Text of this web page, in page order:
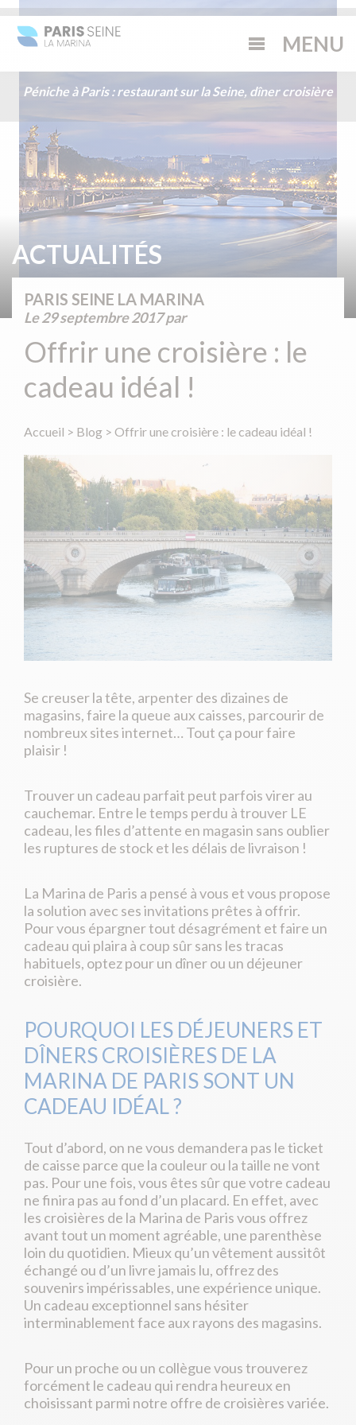
Péniche à Paris : restaurant sur la Seine, dîner croisière
ACTUALITÉS
PARIS SEINE LA MARINA
Le29 septembre 2017par
Offrir une croisière : le
cadeau idéal !
Accueil > Blog > Offrir une croisière : le cadeau idéal !
Se creuser la tête, arpenter des dizaines de
magasins, faire la queue aux caisses, parcourir de
nombreux sites internet… Tout ça pour faire
plaisir !
Trouver un cadeau parfait peut parfois virer au
cauchemar. Entre le temps perdu à trouver LE
cadeau, les files d’attente en magasin sans oublier
les ruptures de stock et les délais de livraison !
La Marina de Paris a pensé à vous et vous propose
la solution avec ses invitations prêtes à offrir.
Pour vous épargner tout désagrément et faire un
cadeau qui plaira à coup sûr sans les tracas
habituels, optez pour un dîner ou un déjeuner
croisière.
POURQUOI LES DÉJEUNERS ET
DÎNERS CROISIÈRES DE LA
MARINA DE PARIS SONT UN
CADEAU IDÉAL ?
Tout d’abord, on ne vous demandera pas le ticket
de caisse parce que la couleur ou la taille ne vont
pas. Pour une fois, vous êtes sûr que votre cadeau
ne finira pas au fond d’un placard. En effet, avec
les croisières de la Marina de Paris vous offrez
avant tout un moment agréable, une parenthèse
loin du quotidien. Mieux qu’un vêtement aussitôt
échangé ou d’un livre jamais lu, offrez des
souvenirs impérissables, une expérience unique.
Un cadeau exceptionnel sans hésiter
interminablement face aux rayons des magasins.
Pour un proche ou un collègue vous trouverez
forcément le cadeau qui rendra heureux en
choisissant parmi notre offre de croisières variée.